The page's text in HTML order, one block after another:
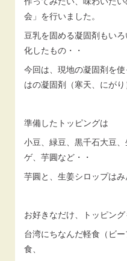
会」を行いました。
豆乳を固める凝固剤もい
化したもの・・
今回は、現地の凝固剤を
はの凝固剤（寒天、にが
準備したトッピングは
小豆、緑豆、黒千石大豆
ゲ、芋圓など・・
芋圓と、生姜シロップはみ
お好きなだけ、トッピング
台湾にちなんだ軽食（ビ
食、